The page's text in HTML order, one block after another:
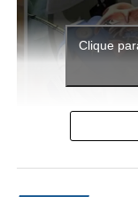
Clique
A aventura leva o